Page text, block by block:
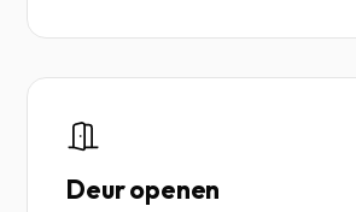
Deur openen